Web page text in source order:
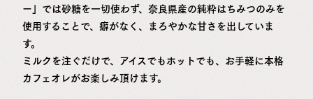
ー」では砂糖を一切使わず、奈良県産の純粋はちみつのみを
使用することで、癖がなく、まろやかな甘さを出していま
す。
ミルクを注ぐだけで、アイスでもホットでも、お手軽に本格
カフェオレがお楽しみ頂けます。